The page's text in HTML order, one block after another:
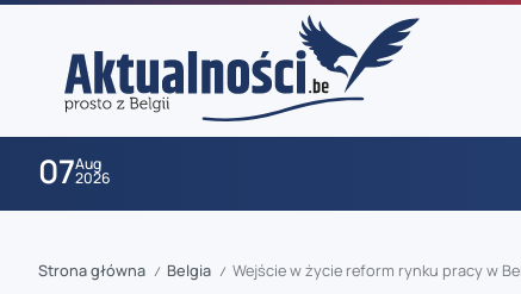
07Aug
2026
Strona główna / Belgia / Wejście w życie reform rynku pracy w